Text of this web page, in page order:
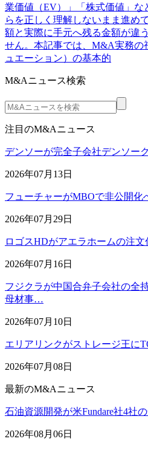
業価値（EV）」「株式価値」な
らを正しく理解しないまま進め
額と実際に手元へ残る金額が違
せん。本記事では、M&A実務の
ュエーション）の基本的
M&Aニュース検索
注目のM&Aニュース
デンソーが完全子会社デンソー
2026年07月13日
フューチャーがMBOで非公開化
2026年07月29日
ロゴスHDがアエラホームの注
2026年07月16日
フジクラが中国合弁子会社の全
母材事…
2026年07月10日
エリアリンクがストレージ王に
2026年07月08日
最新のM&Aニュース
石油資源開発が米Fundare社4社
2026年08月06日